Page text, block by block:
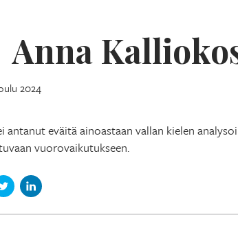
Anna
2024
antanut eväitä ainoastaan vallan kielen
vuorovaikutukseen.